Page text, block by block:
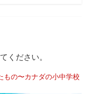
ください。
もの〜カナダの小中学校